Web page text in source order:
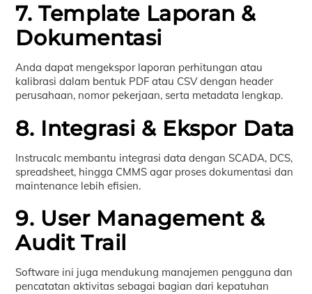
7. Template Laporan &
Dokumentasi
Anda dapat mengekspor laporan perhitungan atau
kalibrasi dalam bentuk PDF atau CSV dengan header
perusahaan, nomor pekerjaan, serta metadata lengkap.
8. Integrasi & Ekspor Data
Instrucalc membantu integrasi data dengan SCADA, DCS,
spreadsheet, hingga CMMS agar proses dokumentasi dan
maintenance lebih efisien.
9. User Management &
Audit Trail
Software ini juga mendukung manajemen pengguna dan
pencatatan aktivitas sebagai bagian dari kepatuhan